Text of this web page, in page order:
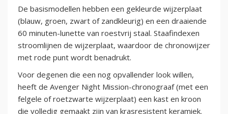
De basismodellen hebben een gekleurde wijzerplaat
(blauw, groen, zwart of zandkleurig) en een draaiende
60 minuten-lunette van roestvrij staal. Staafindexen
stroomlijnen de wijzerplaat, waardoor de chronowijzer
met rode punt wordt benadrukt.
Voor degenen die een nog opvallender look willen,
heeft de Avenger Night Mission-chronograaf (met een
felgele of roetzwarte wijzerplaat) een kast en kroon
die volledig gemaakt zijn van krasresistent keramiek.